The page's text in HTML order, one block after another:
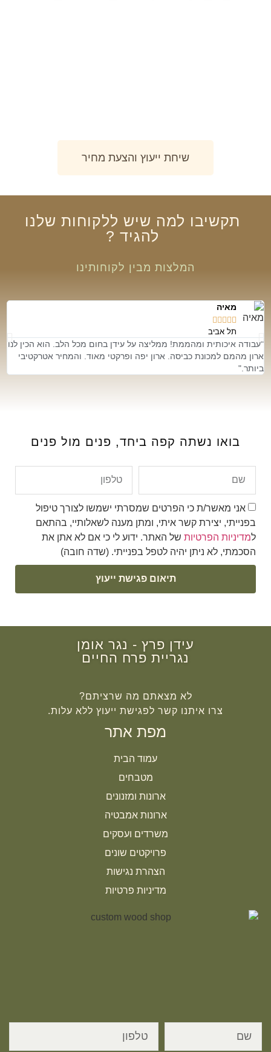
שיחת ייעוץ והצעת מחיר
תקשיבו למה שיש ללקוחות שלנו
להגיד ?
המלצות מבין לקוחותינו
מאיה





תל אביב
"עבודה איכותית ומהממת! ממליצה על עידן בחום מכל הלב. הוא הכין לנו
ארון מהמם למכונת כביסה. ארון יפה ופרקטי מאוד. והמחיר אטרקטיבי
ביותר."
בואו נשתה קפה ביחד, פנים מול פנים
אני מאשר/ת כי הפרטים שמסרתי ישמשו לצורך טיפול
בפנייתי, יצירת קשר איתי, ומתן מענה לשאלותיי, בהתאם
למדיניות הפרטיות של האתר. ידוע לי כי אם לא אתן את
הסכמתי, לא ניתן יהיה לטפל בפנייתי. (שדה חובה)
תיאום פגישת ייעוץ
עידן פרץ - נגר אומן
נגריית פרח החיים
לא מצאתם מה שרציתם?
צרו איתנו קשר לפגישת ייעוץ ללא עלות.
מפת אתר
עמוד הבית
מטבחים
ארונות ומזנונים
ארונות אמבטיה
משרדים ועסקים
פרויקטים שונים
הצהרת נגישות
מדיניות פרטיות